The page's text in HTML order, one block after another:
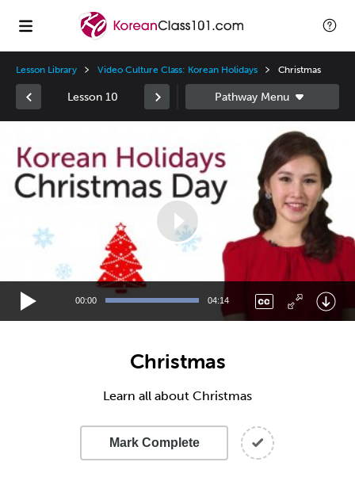
Lesson Library Video Culture Class: Korean Holidays Christmas
Lesson 10
00:00 04:14
Christmas
Learn all about Christmas
Mark Complete